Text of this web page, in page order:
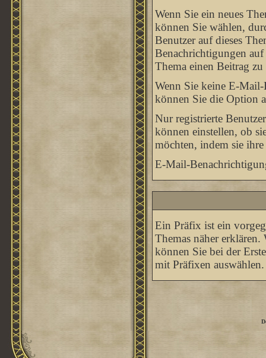
Wenn Sie ein neues
können Sie wählen,
Benutzer auf dieses
Benachrichtigungen
Thema einen Beitrag
Wenn Sie keine E-
können Sie die Option
Nur registrierte
können einstellen, ob
möchten, indem sie ihre
E-Mail-
Ein Präfix ist ein
Themas näher
können Sie bei der
mit Präfixen auswählen.